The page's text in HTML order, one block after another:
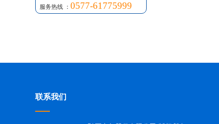
服务热线 ： 0577-61775999
联系我们